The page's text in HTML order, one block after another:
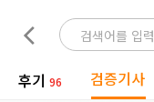
후기 96 검증기사